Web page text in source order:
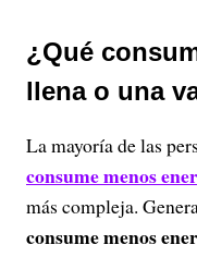
¿Qué
llena o una
La mayoría de las
consume menos
más compleja.
consume menos